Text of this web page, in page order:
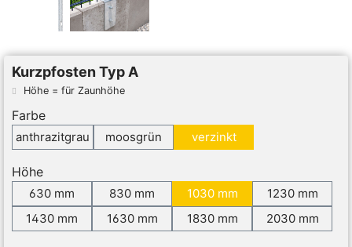
Kurzpfosten Typ A
Höhe = für Zaunhöhe
Farbe
anthrazitgrau moosgrün verzinkt
Höhe
630 mm 830 mm 1030 mm
1230 mm
1430 mm
1630 mm 1830 mm 2030 mm